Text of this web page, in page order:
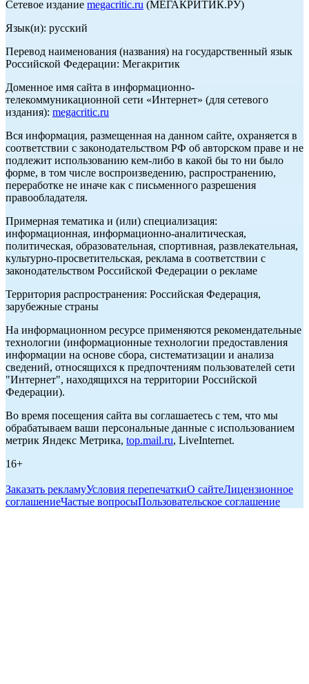
Сетевое издание megacritic.ru (МЕГАКРИТИК.РУ)
Язык(и): русский
Перевод наименования (названия) на государственный язык
Российской Федерации: Мегакритик
Доменное имя сайта в информационно-
телекоммуникационной сети «Интернет» (для сетевого
издания): megacritic.ru
Вся информация, размещенная на данном сайте, охраняется в
соответствии с законодательством РФ об авторском праве и не
подлежит использованию кем-либо в какой бы то ни было
форме, в том числе воспроизведению, распространению,
переработке не иначе как с письменного разрешения
правообладателя.
Примерная тематика и (или) специализация:
информационная, информационно-аналитическая,
политическая, образовательная, спортивная, развлекательная,
культурно-просветительская, реклама в соответствии с
законодательством Российской Федерации о рекламе
Территория распространения: Российская Федерация,
зарубежные страны
На информационном ресурсе применяются рекомендательные
технологии (информационные технологии предоставления
информации на основе сбора, систематизации и анализа
сведений, относящихся к предпочтениям пользователей сети
"Интернет", находящихся на территории Российской
Федерации).
Во время посещения сайта вы соглашаетесь с тем, что мы
обрабатываем ваши персональные данные с использованием
метрик Яндекс Метрика, top.mail.ru, LiveInternet.
16+
Заказать рекламуУсловия перепечаткиО сайтеЛицензионное
соглашениеЧастые вопросыПользовательское соглашение